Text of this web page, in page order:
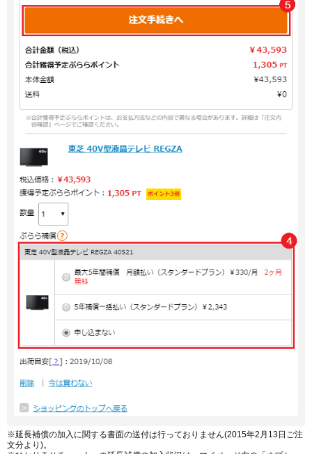
※延長補償の加入に関する書面の送付は行っておりません(2015年2月13日ご注
文分より)。